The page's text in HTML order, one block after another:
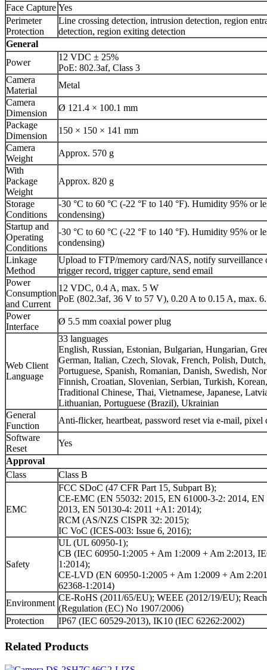
Face Capture Yes
Perimeter
Protection
Line crossing detection, intrusion detection, region
detection, region exiting detection
General
Power
12 VDC ± 25%
PoE: 802.3af, Class 3
Camera
Material
Metal
Camera
Dimension
Ø 121.4 × 100.1 mm
Package
Dimension
150 × 150 × 141 mm
Camera
Weight
Approx. 570 g
With
Package
Weight
Approx. 820 g
Storage
Conditions
-30 °C to 60 °C (-22 °F to 140 °F). Humidity 95% or
condensing)
Startup and
Operating
Conditions
-30 °C to 60 °C (-22 °F to 140 °F). Humidity 95% or
condensing)
Linkage
Method
Upload to FTP/memory card/NAS, notify surveillance
trigger record, trigger capture, send email
Power
Consumption
and Current
12 VDC, 0.4 A, max. 5 W
PoE (802.3af, 36 V to 57 V), 0.20 A to 0.15 A, max.
Power
Interface
Ø 5.5 mm coaxial power plug
Web Client
Language
33 languages
English, Russian, Estonian, Bulgarian, Hungarian,
German, Italian, Czech, Slovak, French, Polish, Dutch,
Portuguese, Spanish, Romanian, Danish, Swedish,
Finnish, Croatian, Slovenian, Serbian, Turkish, Korean,
Traditional Chinese, Thai, Vietnamese, Japanese,
Lithuanian, Portuguese (Brazil), Ukrainian
General
Function
Anti-flicker, heartbeat, password reset via e-mail, pixel
Software
Reset
Yes
Approval
Class
Class B
EMC
FCC SDoC (47 CFR Part 15, Subpart B);
CE-EMC (EN 55032: 2015, EN 61000-3-2: 2014, EN
2013, EN 50130-4: 2011 +A1: 2014);
RCM (AS/NZS CISPR 32: 2015);
IC VoC (ICES-003: Issue 6, 2016);
Safety
UL (UL 60950-1);
CB (IEC 60950-1:2005 + Am 1:2009 + Am 2:2013,
1:2014);
CE-LVD (EN 60950-1:2005 + Am 1:2009 + Am
62368-1:2014)
Environment
CE-RoHS (2011/65/EU); WEEE (2012/19/EU); Reach
(Regulation (EC) No 1907/2006)
Protection
IP67 (IEC 60529-2013), IK10 (IEC 62262:2002)
Related Products